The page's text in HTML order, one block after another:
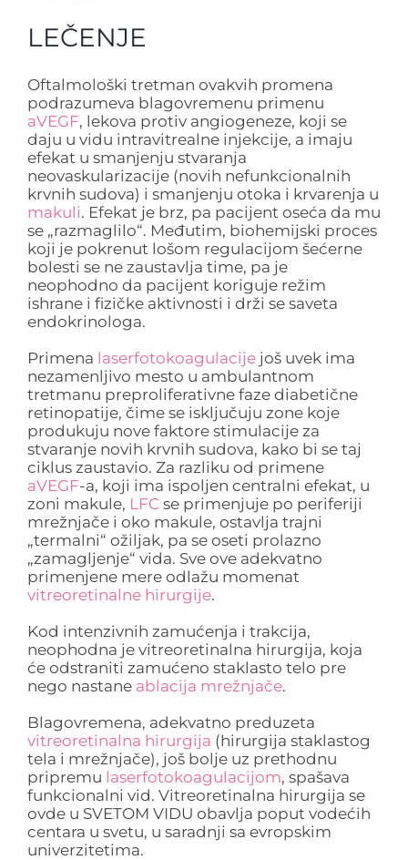
LEČENJE
Oftalmološki tretman ovakvih promena
podrazumeva blagovremenu primenu
aVEGF, lekova protiv angiogeneze, koji se
daju u vidu intravitrealne injekcije, a imaju
efekat u smanjenju stvaranja
neovaskularizacije (novih nefunkcionalnih
krvnih sudova) i smanjenju otoka i krvarenja u
makuli. Efekat je brz, pa pacijent oseća da mu
se „razmaglilo“. Međutim, biohemijski proces
koji je pokrenut lošom regulacijom šećerne
bolesti se ne zaustavlja time, pa je
neophodno da pacijent koriguje režim
ishrane i fizičke aktivnosti i drži se saveta
endokrinologa.
Primena laserfotokoagulacije još uvek ima
nezamenljivo mesto u ambulantnom
tretmanu preproliferativne faze diabetične
retinopatije, čime se isključuju zone koje
produkuju nove faktore stimulacije za
stvaranje novih krvnih sudova, kako bi se taj
ciklus zaustavio. Za razliku od primene
aVEGF-a, koji ima ispoljen centralni efekat, u
zoni makule, LFC se primenjuje po periferiji
mrežnjače i oko makule, ostavlja trajni
„termalni“ ožiljak, pa se oseti prolazno
„zamagljenje“ vida. Sve ove adekvatno
primenjene mere odlažu momenat
vitreoretinalne hirurgije.
Kod intenzivnih zamućenja i trakcija,
neophodna je vitreoretinalna hirurgija, koja
će odstraniti zamućeno staklasto telo pre
nego nastane ablacija mrežnjače.
Blagovremena, adekvatno preduzeta
vitreoretinalna hirurgija (hirurgija staklastog
tela i mrežnjače), još bolje uz prethodnu
pripremu laserfotokoagulacijom, spašava
funkcionalni vid. Vitreoretinalna hirurgija se
ovde u SVETOM VIDU obavlja poput vodećih
centara u svetu, u saradnji sa evropskim
univerzitetima.